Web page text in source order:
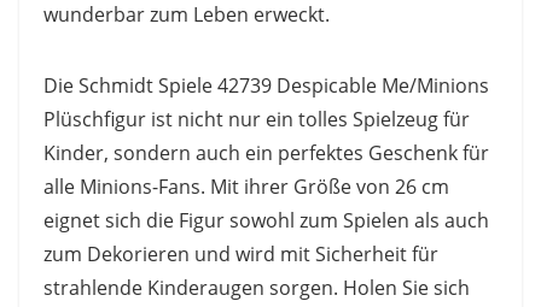
wunderbar zum Leben erweckt.
Die Schmidt Spiele 42739 Despicable Me/Minions
Plüschfigur ist nicht nur ein tolles Spielzeug für
Kinder, sondern auch ein perfektes Geschenk für
alle Minions-Fans. Mit ihrer Größe von 26 cm
eignet sich die Figur sowohl zum Spielen als auch
zum Dekorieren und wird mit Sicherheit für
strahlende Kinderaugen sorgen. Holen Sie sich